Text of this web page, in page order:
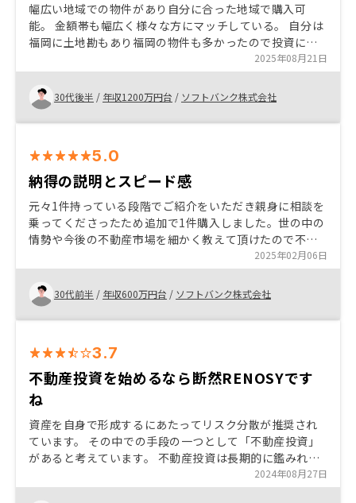
幅広い地域での物件があり自分に合った地域で購入可
能。 金額帯も幅広く様々な方にマッチしている。 自分は
福岡に土地勘もあり福岡の物件も多かったので投資に踏
み切れた。 節税の方法も詳しく教えてくれるので満足し
ております。
2025年08月21日
30代後半 / 年収1200万円台 / ソフトバンク株式会社
5.0
納得の説明とスピード感
元々1件持っている段階でご紹介をいただき親身に相談を
乗ってくださったため追加で1件購入しました。世の中の
情勢や今後の不動産市場を細かく教えて頂けたので不安
点や疑問点などを払拭することができました。担当の方
も疑問点などに迅速に対応してくださり非常に好印象で
した。
2025年02月06日
30代前半 / 年収600万円台 / ソフトバンク株式会社
3.7
不動産投資を始めるなら断然RENOSYです
ね
資産を自身で形成するにあたってリスク分散が推奨され
ています。 その中での手段の一つとして「不動産投資」
があると考えています。 不動産投資は長期的に鑑みれ
ば、積立型投資と同様に将来的にプラス利益になりやす
いのでとてもお勧めできます。
2024年08月27日